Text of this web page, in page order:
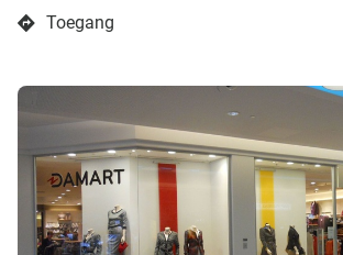
DamartToegang
naar
Damart
Druk
ENTER
toets
voor
meer